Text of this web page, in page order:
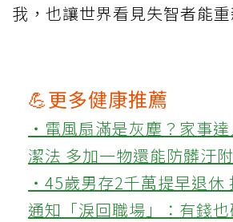
我，也讓世界看見失智者能重
💪更多健康推薦
‧電風扇滿是灰塵？家事
潔法 多加一物還能防髒汙
‧45歲男存2千萬提早退休
通知「淚回職場」：有錢